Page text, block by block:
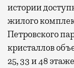
истории
жилого
Петровского
кристаллов
25, 33 и 48